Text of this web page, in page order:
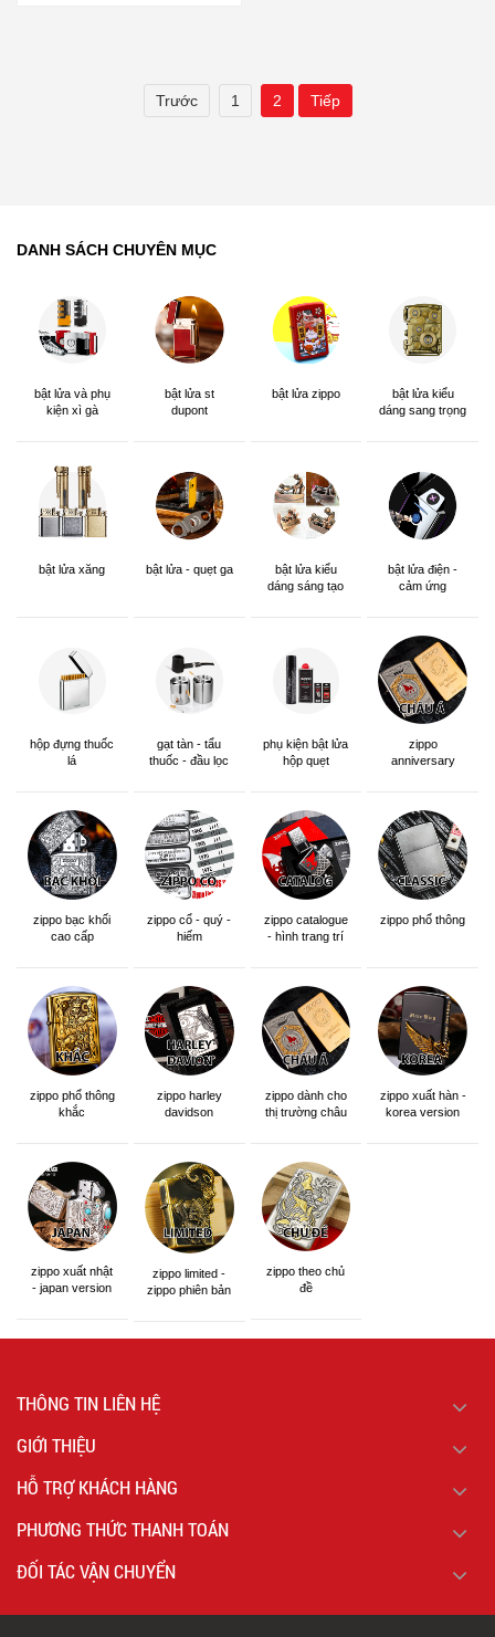
Trước 1 2 Tiếp
DANH SÁCH CHUYÊN MỤC
bật lửa và phụ
kiện xì gà
bật lửa st
dupont
bật lửa zippo
bật lửa kiểu
dáng sang trọng
bật lửa xăng bật lửa - quẹt ga
bật lửa kiểu
dáng sáng tạo
bật lửa điện -
cảm ứng
hộp đựng thuốc
lá
gạt tàn - tẩu
thuốc - đầu lọc
phụ kiện bật lửa
hộp quẹt
zippo
anniversary
zippo bạc khối
cao cấp
zippo cổ - quý -
hiếm
zippo catalogue
- hình trang trí
zippo phổ thông
zippo phổ thông
khắc
zippo harley
davidson
zippo dành cho
thị trường châu
zippo xuất hàn -
korea version
zippo xuất nhật
- japan version
zippo limited -
zippo phiên bản
zippo theo chủ
đề
THÔNG TIN LIÊN HỆ
GIỚI THIỆU
HỖ TRỢ KHÁCH HÀNG
PHƯƠNG THỨC THANH TOÁN
ĐỐI TÁC VẬN CHUYỂN